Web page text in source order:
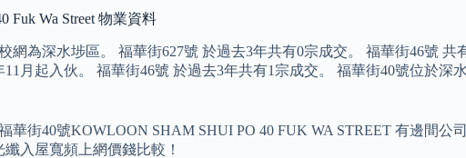
Fuk Wa Street 物業資料
網為深水埗區。 福華街627號 於過去3年共有0宗成交。 福華街46號 共
11月起入伙。 福華街46號 於過去3年共有1宗成交。 福華街40號位於深
華街40號KOWLOON SHAM SHUI PO 40 FUK WA STREET 有邊間公
入屋寬頻上網價錢比較！